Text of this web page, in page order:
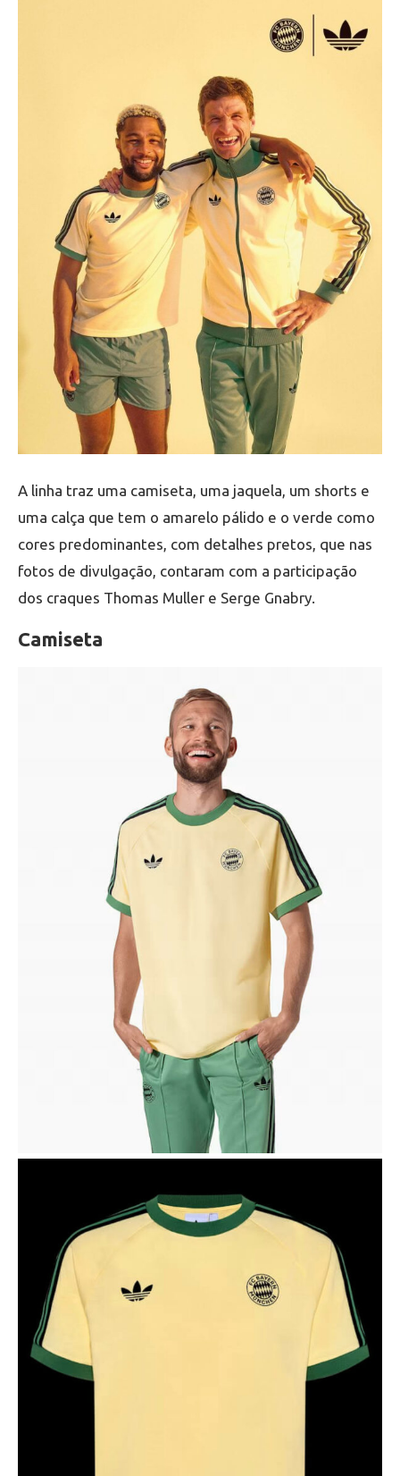
A linha traz uma camiseta, uma jaquela, um shorts e
uma calça que tem o amarelo pálido e o verde como
cores predominantes, com detalhes pretos, que nas
fotos de divulgação, contaram com a participação
dos craques Thomas Muller e Serge Gnabry.
Camiseta